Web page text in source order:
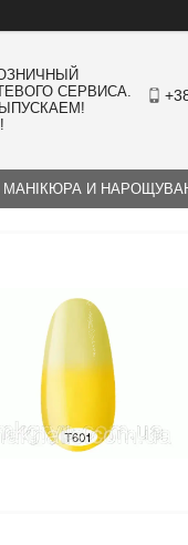
СЕРВИСА.
И